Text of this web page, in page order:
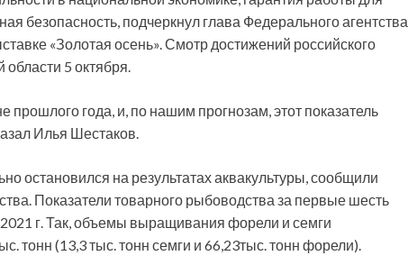
безопасность, подчеркнул глава Федерального агентства
«Золотая осень». Смотр достижений российского
5 октября.
года, и, по нашим прогнозам, этот показатель
Илья Шестаков.
остановился на результатах аквакультуры, сообщили
Показатели товарного рыбоводства за первые шесть
г. Так, объемы выращивания форели и семги
тонн (13,3 тыс. тонн семги и 66,23тыс. тонн форели).